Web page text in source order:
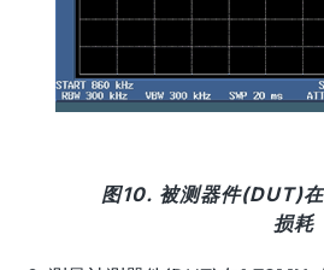
图10. 被测器件(DUT)
损耗